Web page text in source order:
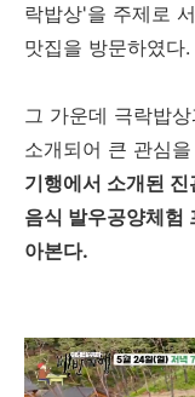
락밥상'을 주제로
맛집을 방문하였다.
그 가운데 극락밥
소개되어 큰 관심
기행에서 소개된
음식 발우공양체험
아본다.